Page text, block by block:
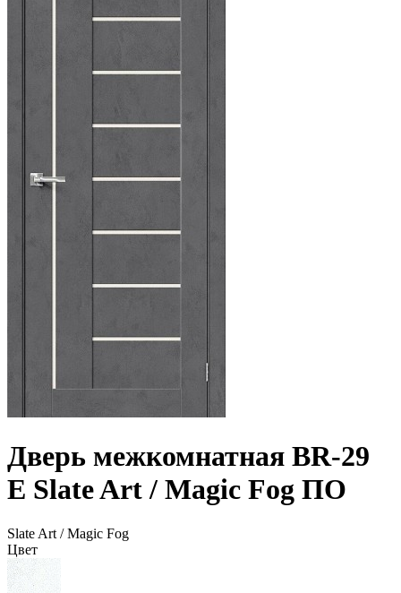
Дверь межкомнатная BR-29
E Slate Art / Magic Fog ПО
Slate Art / Magic Fog
Цвет